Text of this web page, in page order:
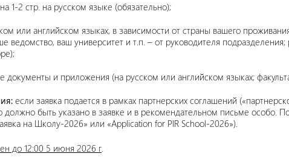
1-2 стр. на русском языке (обязательно);
или английском языках, в зависимости от страны вашего
ведомство, ваш университет и т.п. – от руководителя
и приложения (на русском или английском языках;
если заявка подается в рамках партнерских соглашений
быть указано в заявке и в рекомендательном письме особо.
на Школу-2026» или «Application for PIR School-2026»).
до 12:00 5 июня 2026 г.